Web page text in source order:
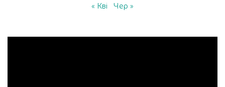
« Кві Чер »